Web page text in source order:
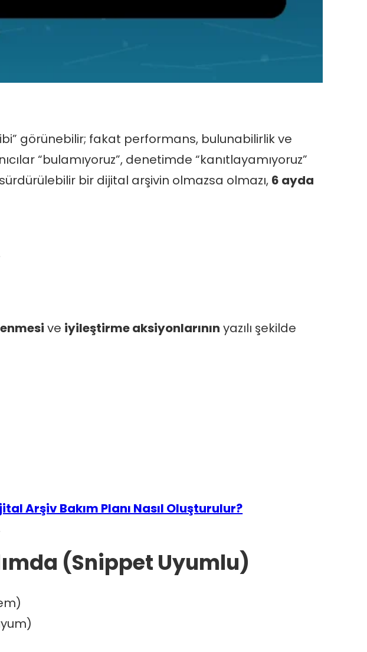
görünebilir; fakat performans, bulunabilirlik ve
“bulamıyoruz”, denetimde “kanıtlayamıyoruz”
bir dijital arşivin olmazsa olmazı, 6 ayda
ve iyileştirme aksiyonlarının yazılı şekilde
Arşiv Bakım Planı Nasıl Oluşturulur?
(Snippet Uyumlu)